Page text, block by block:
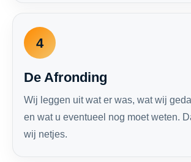
4
De Afronding
Wij leggen uit wat er was, wat wij
en wat u eventueel nog moet weten.
wij netjes.